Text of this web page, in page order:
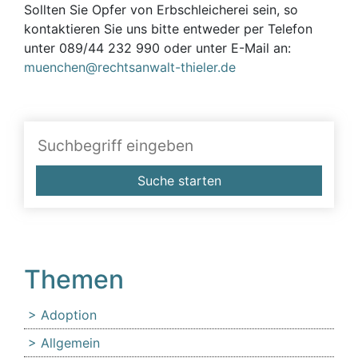
Sollten Sie Opfer von Erbschleicherei sein, so
kontaktieren Sie uns bitte entweder per Telefon
unter 089/44 232 990 oder unter E-Mail an:
muenchen@rechtsanwalt-thieler.de
Suche starten
Themen
Adoption
Allgemein